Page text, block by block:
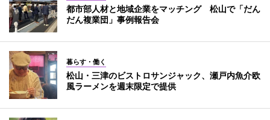
都市部人材と地域企業をマッチング 松山で「だん
だん複業団」事例報告会
暮らす・働く
松山・三津のビストロサンジャック、瀬戸内魚介欧
風ラーメンを週末限定で提供